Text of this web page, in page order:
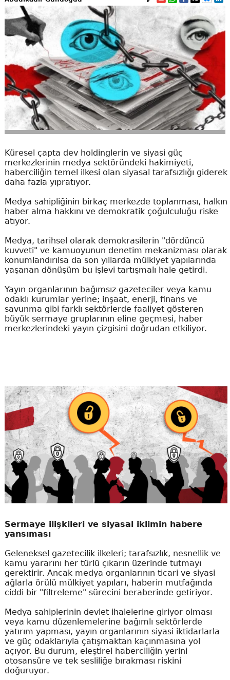
Küresel çapta dev holdinglerin ve siyasi güç
merkezlerinin medya sektöründeki hakimiyeti,
haberciliğin temel ilkesi olan siyasal tarafsızlığı giderek
daha fazla yıpratıyor.
Medya sahipliğinin birkaç merkezde toplanması, halkın
haber alma hakkını ve demokratik çoğulculuğu riske
atıyor.
Medya, tarihsel olarak demokrasilerin "dördüncü
kuvveti" ve kamuoyunun denetim mekanizması olarak
konumlandırılsa da son yıllarda mülkiyet yapılarında
yaşanan dönüşüm bu işlevi tartışmalı hale getirdi.
Yayın organlarının bağımsız gazeteciler veya kamu
odaklı kurumlar yerine; inşaat, enerji, finans ve
savunma gibi farklı sektörlerde faaliyet gösteren
büyük sermaye gruplarının eline geçmesi, haber
merkezlerindeki yayın çizgisini doğrudan etkiliyor.
Sermaye ilişkileri ve siyasal iklimin habere
yansıması
Geleneksel gazetecilik ilkeleri; tarafsızlık, nesnellik ve
kamu yararını her türlü çıkarın üzerinde tutmayı
gerektirir. Ancak medya organlarının ticari ve siyasi
ağlarla örülü mülkiyet yapıları, haberin mutfağında
ciddi bir "filtreleme" sürecini beraberinde getiriyor.
Medya sahiplerinin devlet ihalelerine giriyor olması
veya kamu düzenlemelerine bağımlı sektörlerde
yatırım yapması, yayın organlarının siyasi iktidarlarla
ve güç odaklarıyla çatışmaktan kaçınmasına yol
açıyor. Bu durum, eleştirel haberciliğin yerini
otosansüre ve tek sesliliğe bırakması riskini
doğuruyor.